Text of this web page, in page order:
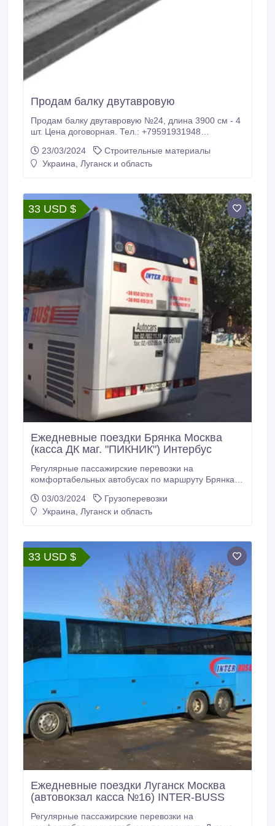
Продам балку двутавровую
Продам балку двутавровую №24, длина 3900 см - 4
шт. Цена договорная. Тел.: +79591931948
23/03/2024
Строительные материалы
Украина, Луганск и область
33 USD $
Ежедневные поездки Брянка Москва
(касса ДК маг. "ПИКНИК") Интербус
Регулярные пассажирские перевозки на
комфортабельных автобусах по маршруту Брянка-
Воронеж). Заказ билетов и подробная информация
по телефонам: +38 050 221 88 11 МТС +38 072 100
03/03/2024
Грузоперевозки
Украина, Луганск и область
33 USD $
Ежедневные поездки Луганск Москва
(автовокзал касса №16) INTER-BUSS
Регулярные пассажирские перевозки на